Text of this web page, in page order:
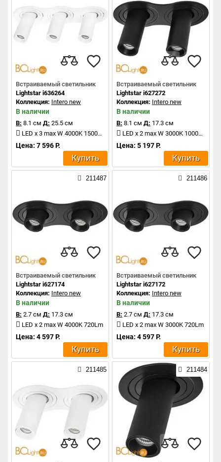
Встраиваемый светильник
Lightstar i636264
Коллекция: Intero new
В наличии
В: 8.1 см Д: 25.5 см
LED x 3 max W 4000K 1500Lm
Цена: 7 596 Р.
Купить
Встраиваемый светильник
Lightstar i627272
Коллекция: Intero new
В наличии
В: 8.1 см Д: 17.3 см
LED x 2 max W 3000K 1000Lm
Цена: 5 197 Р.
Купить
211487
Встраиваемый светильник
Lightstar i627174
Коллекция: Intero new
В наличии
В: 2.7 см Д: 17.3 см
LED x 2 max W 4000K 720Lm
Цена: 4 597 Р.
Купить
211486
Встраиваемый светильник
Lightstar i627172
Коллекция: Intero new
В наличии
В: 2.7 см Д: 17.3 см
LED x 2 max W 3000K 720Lm
Цена: 4 597 Р.
Купить
211485 211484